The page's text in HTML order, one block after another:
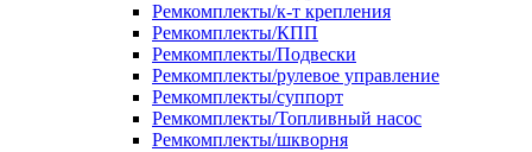
Ремкомплекты/к-т крепления
Ремкомплекты/КПП
Ремкомплекты/Подвески
Ремкомплекты/рулевое управление
Ремкомплекты/суппорт
Ремкомплекты/Топливный насос
Ремкомплекты/шкворня